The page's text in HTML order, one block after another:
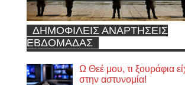
ΔΗΜΟΦΙΛΕΙΣ ΑΝΑΡΤΗΣΕΙΣ
ΕΒΔΟΜΑΔΑΣ
Ω Θεέ μου, τι ξουράφια
στην αστυνομία!